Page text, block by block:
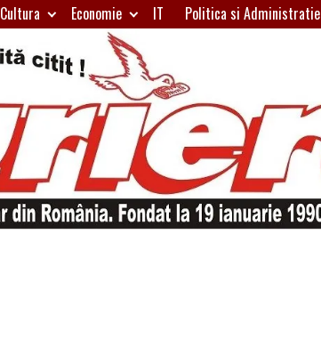
Cultura Economie IT Politica si Administratie